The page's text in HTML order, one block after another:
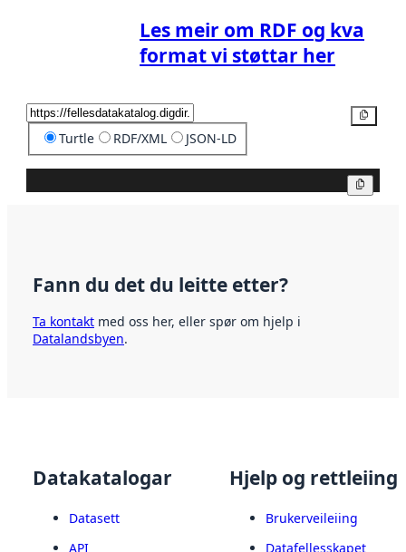
Les meir om RDF og kva
format vi støttar her
Turtle RDF/XML JSON-LD
Fann du det du leitte etter?
Ta kontakt med oss her, eller spør om hjelp i
Datalandsbyen.
Datakatalogar
Datasett
API
Hjelp og rettleiing
Brukerveileiing
Datafellesskapet